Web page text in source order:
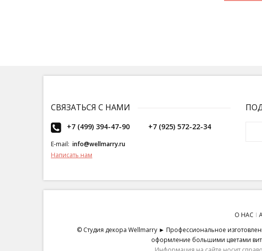
СВЯЗАТЬСЯ С НАМИ
+7 (499) 394-47-90 +7 (925) 572-22-34
E-mail: info@wellmarry.ru
Написать нам
О НАС
© Студия декора Wellmarry ► Профессиональное
оформление большими цветами